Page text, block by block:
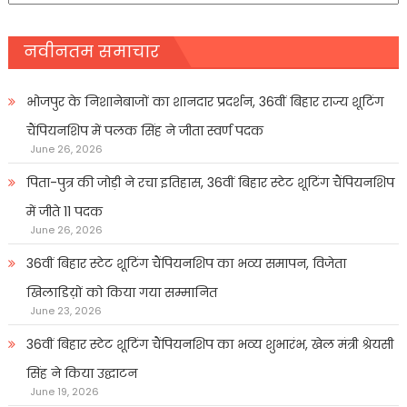
नवीनतम समाचार
भोजपुर के निशानेबाजों का शानदार प्रदर्शन, 36वीं बिहार राज्य शूटिंग
चैंपियनशिप में पलक सिंह ने जीता स्वर्ण पदक
June 26, 2026
पिता-पुत्र की जोड़ी ने रचा इतिहास, 36वीं बिहार स्टेट शूटिंग चैंपियनशिप
में जीते 11 पदक
June 26, 2026
36वीं बिहार स्टेट शूटिंग चैंपियनशिप का भव्य समापन, विजेता
खिलाडिय़ों को किया गया सम्मानित
June 23, 2026
36वीं बिहार स्टेट शूटिंग चैंपियनशिप का भव्य शुभारंभ, खेल मंत्री श्रेयसी
सिंह ने किया उद्घाटन
June 19, 2026